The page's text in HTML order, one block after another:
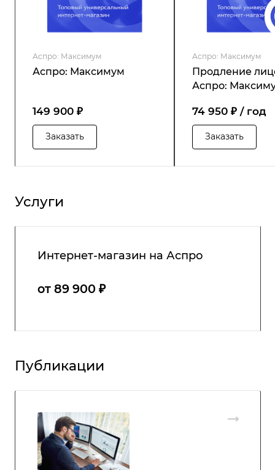
Аспро: Максимум
Аспро: Максимум
149 900 ₽
Заказать
Аспро: Максимум
Продление
Аспро:
74 950 ₽ / год
Заказать
Услуги
Интернет-магазин на Аспро
от 89 900 ₽
Публикации